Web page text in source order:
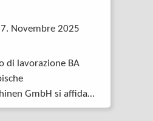
Novembre 2025
di lavorazione BA
GmbH si affida
di STOBER.